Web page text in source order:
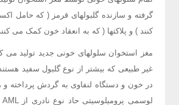
گرفته و سازنده گلبولهای قرمز ( که حامل
کنند ) و پلاکتها ( که به انعقاد خون کمک می
مغز استخوان سلولهای خونی جدید تولید می
غیر طبیعی که بیشتر از نوع گلبول سفید
در خون و دستگاه لنفاوی به گردش پرداخته و